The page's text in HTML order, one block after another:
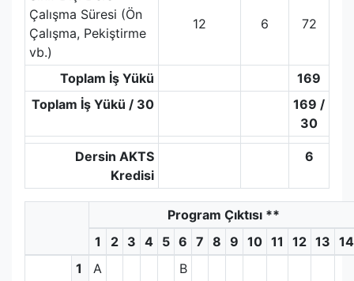
Çalışma Süresi (Ön
Çalışma, Pekiştirme
vb.)
12 6 72
Toplam İş Yükü
169
Toplam İş Yükü / 30
169 /
30
Dersin AKTS
Kredisi
6
Program Çıktısı **
1
2 3 4 5 6 7 8 9 10 11 12 13 14
1
A B